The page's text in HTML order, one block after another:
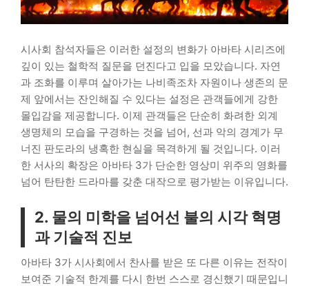
시사회 참석자들은 이러한 설정의 변화가 아바타 시리즈에
깊이 있는 철학적 질문을 던진다고 입을 모았습니다. 자연
과 조화를 이루며 살아가는 나비족조차 자원이나 생존의 문
제 앞에서는 잔인해질 수 있다는 설정은 관객들에게 강한
몰입감을 제공합니다. 이제 관객들은 단순히 화려한 외계
생명체의 모습을 구경하는 것을 넘어, 선과 악의 경계가 무
너진 판도라의 냉혹한 현실을 목격하게 될 것입니다. 이러
한 서사의 확장은 아바타 3가 단순한 영상미 위주의 영화를
넘어 탄탄한 드라마를 갖춘 대작으로 평가받는 이유입니다.
2. 물의 미학을 넘어선 불의 시각 혁명
과 기술적 진보
아바타 3가 시사회에서 찬사를 받은 또 다른 이유는 전작이
보여준 기술적 한계를 다시 한번 스스로 경신했기 때문입니